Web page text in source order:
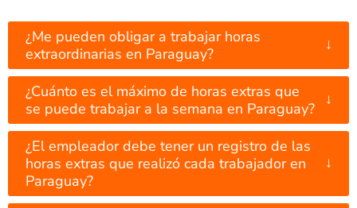
¿Me pueden obligar a trabajar horas
extraordinarias en Paraguay?
↓
¿Cuánto es el máximo de horas extras que
se puede trabajar a la semana en Paraguay?
↓
¿El empleador debe tener un registro de las
horas extras que realizó cada trabajador en
Paraguay?
↓